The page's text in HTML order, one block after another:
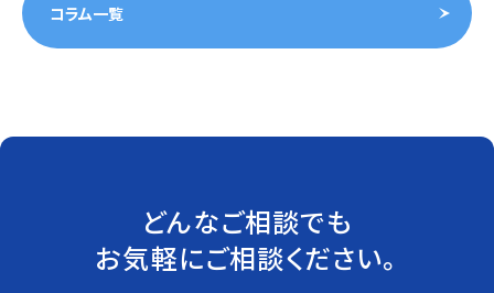
コラム一覧
どんなご相談でも
お気軽にご相談ください。